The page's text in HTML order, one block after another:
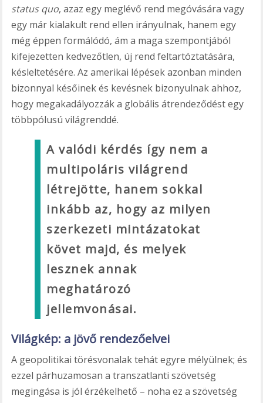
status quo, azaz egy meglévő rend megóvására vagy
egy már kialakult rend ellen irányulnak, hanem egy
még éppen formálódó, ám a maga szempontjából
kifejezetten kedvezőtlen, új rend feltartóztatására,
késleltetésére. Az amerikai lépések azonban minden
bizonnyal későinek és kevésnek bizonyulnak ahhoz,
hogy megakadályozzák a globális átrendeződést egy
többpólusú világrenddé.
A valódi kérdés így nem a
multipoláris világrend
létrejötte, hanem sokkal
inkább az, hogy az milyen
szerkezeti mintázatokat
követ majd, és melyek
lesznek annak
meghatározó
jellemvonásai.
Világkép: a jövő rendezőelvei
A geopolitikai törésvonalak tehát egyre mélyülnek; és
ezzel párhuzamosan a transzatlanti szövetség
megingása is jól érzékelhető – noha ez a szövetség